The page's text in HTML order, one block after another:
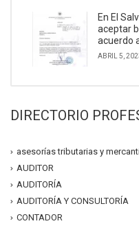
En El
aceptar
acuerdo
ABRIL 5,
DIRECTORIO
asesorías tributarias y
AUDITOR
AUDITORÍA
AUDITORÍA Y CONSULTORÍA
CONTADOR